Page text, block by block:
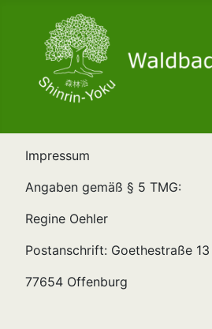
Impressum
Angaben gemäß § 5 TMG:
Regine Oehler
Postanschrift: Goethestraße 13
77654 Offenburg